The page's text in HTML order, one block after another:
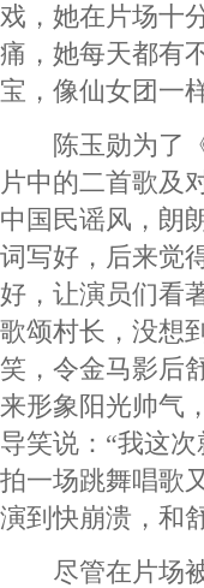
戏，她在片场十
痛，她每天都有
宝，像仙女团一
陈玉勋为了《
片中的二首歌及
中国民谣风，朗
词写好，后来觉
好，让演员们看
歌颂村长，没想
笑，令金马影后
来形象阳光帅气
导笑说：“我这
拍一场跳舞唱歌
演到快崩溃，和
尽管在片场被